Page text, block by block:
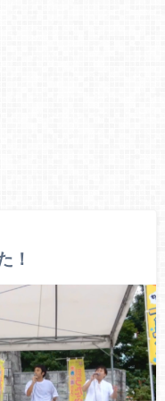
！